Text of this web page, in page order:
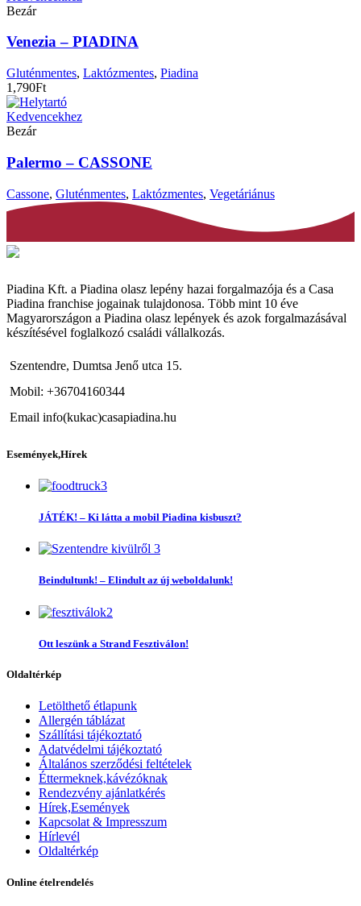
Bezár
Venezia – PIADINA
Gluténmentes, Laktózmentes, Piadina
1,790Ft
Kedvencekhez
Bezár
Palermo – CASSONE
Cassone, Gluténmentes, Laktózmentes, Vegetáriánus
Piadina Kft. a Piadina olasz lepény hazai forgalmazója és a Casa
Piadina franchise jogainak tulajdonosa. Több mint 10 éve
Magyarországon a Piadina olasz lepények és azok forgalmazásával
készítésével foglalkozó családi vállalkozás.
Szentendre, Dumtsa Jenő utca 15.
Mobil: +36704160344
Email info(kukac)casapiadina.hu
Események,Hírek
JÁTÉK! – Ki látta a mobil Piadina kisbuszt?
Beindultunk! – Elindult az új weboldalunk!
Ott leszünk a Strand Fesztiválon!
Oldaltérkép
Letölthető étlapunk
Allergén táblázat
Szállítási tájékoztató
Adatvédelmi tájékoztató
Általános szerződési feltételek
Éttermeknek,kávézóknak
Rendezvény ajánlatkérés
Hírek,Események
Kapcsolat & Impresszum
Hírlevél
Oldaltérkép
Online ételrendelés